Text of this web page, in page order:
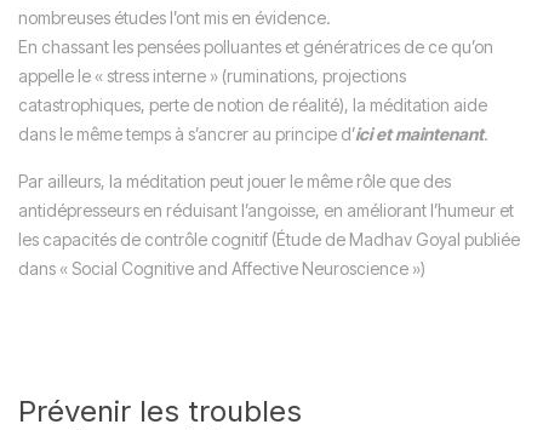
nombreuses études l’ont mis en évidence.
En chassant les pensées polluantes et génératrices de ce qu’on
appelle le « stress interne » (ruminations, projections
catastrophiques, perte de notion de réalité), la méditation aide
dans le même temps à s’ancrer au principe d’ici et maintenant.
Par ailleurs, la méditation peut jouer le même rôle que des
antidépresseurs en réduisant l’angoisse, en améliorant l’humeur et
les capacités de contrôle cognitif (Étude de Madhav Goyal publiée
dans « Social Cognitive and Affective Neuroscience »)
Prévenir les troubles